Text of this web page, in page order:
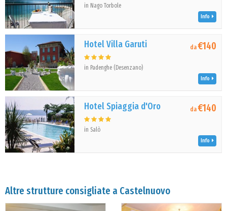
in Nago Torbole
Info
Hotel Villa Garuti
in Padenghe (Desenzano)
da€140
Info
Hotel Spiaggia d'Oro
in Salò
da€140
Info
Altre strutture consigliate a Castelnuovo